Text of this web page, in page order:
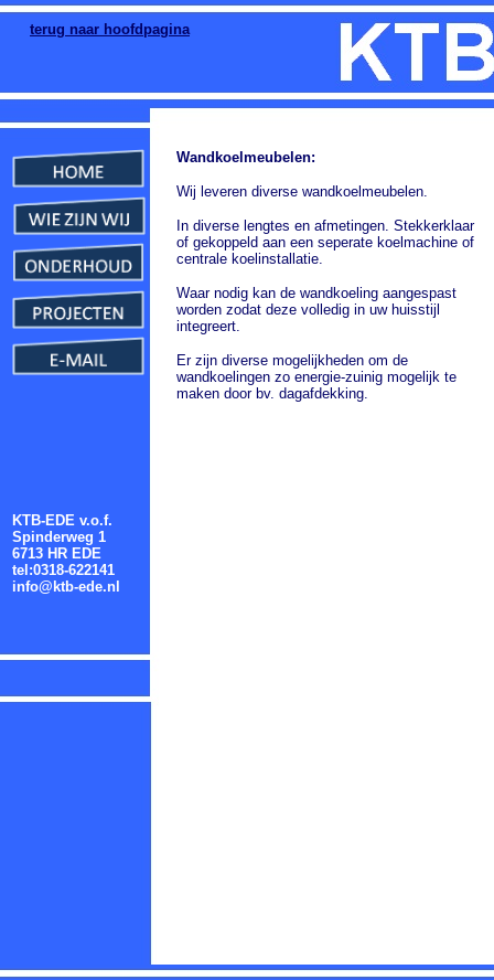
Wandkoelmeubelen:
Wij leveren diverse wandkoelmeubelen.
In diverse lengtes en afmetingen. Stekkerklaar
of gekoppeld aan een seperate koelmachine of
centrale koelinstallatie.
Waar nodig kan de wandkoeling aangespast
worden zodat deze volledig in uw huisstijl
integreert.
Er zijn diverse mogelijkheden om de
wandkoelingen zo energie-zuinig mogelijk te
maken door bv. dagafdekking.
terug naar hoofdpagina
KTB-EDE v.o.f.
Spinderweg 1
6713 HR EDE
tel:0318-622141
info@ktb-ede.nl